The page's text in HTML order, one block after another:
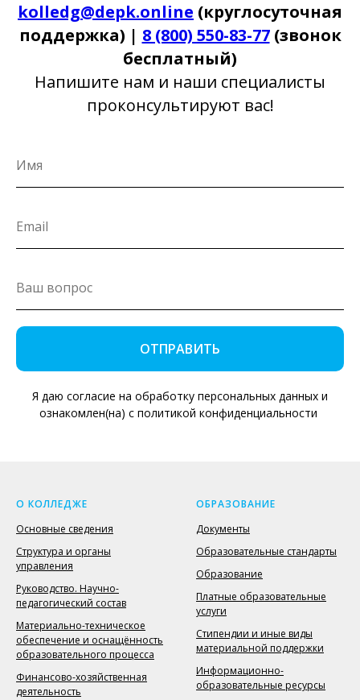
kolledg@depk.online (круглосуточная
поддержка) | 8 (800) 550-83-77(звонок
бесплатный)
Напишите нам и наши специалисты
проконсультируют вас!
ОТПРАВИТЬ
Я даю согласие на обработку персональных данных и
ознакомлен(на) с политикой конфиденциальности
О КОЛЛЕДЖЕ
Основные сведения
Структура и органы
управления
Руководство. Научно-
педагогический состав
Материально-техническое
обеспечение и оснащённость
образовательного процесса
Финансово-хозяйственная
деятельность
ОБРАЗОВАНИЕ
Документы
Образовательные стандарты
Образование
Платные образовательные
услуги
Стипендии и иные виды
материальной поддержки
Информационно-
образовательные ресурсы